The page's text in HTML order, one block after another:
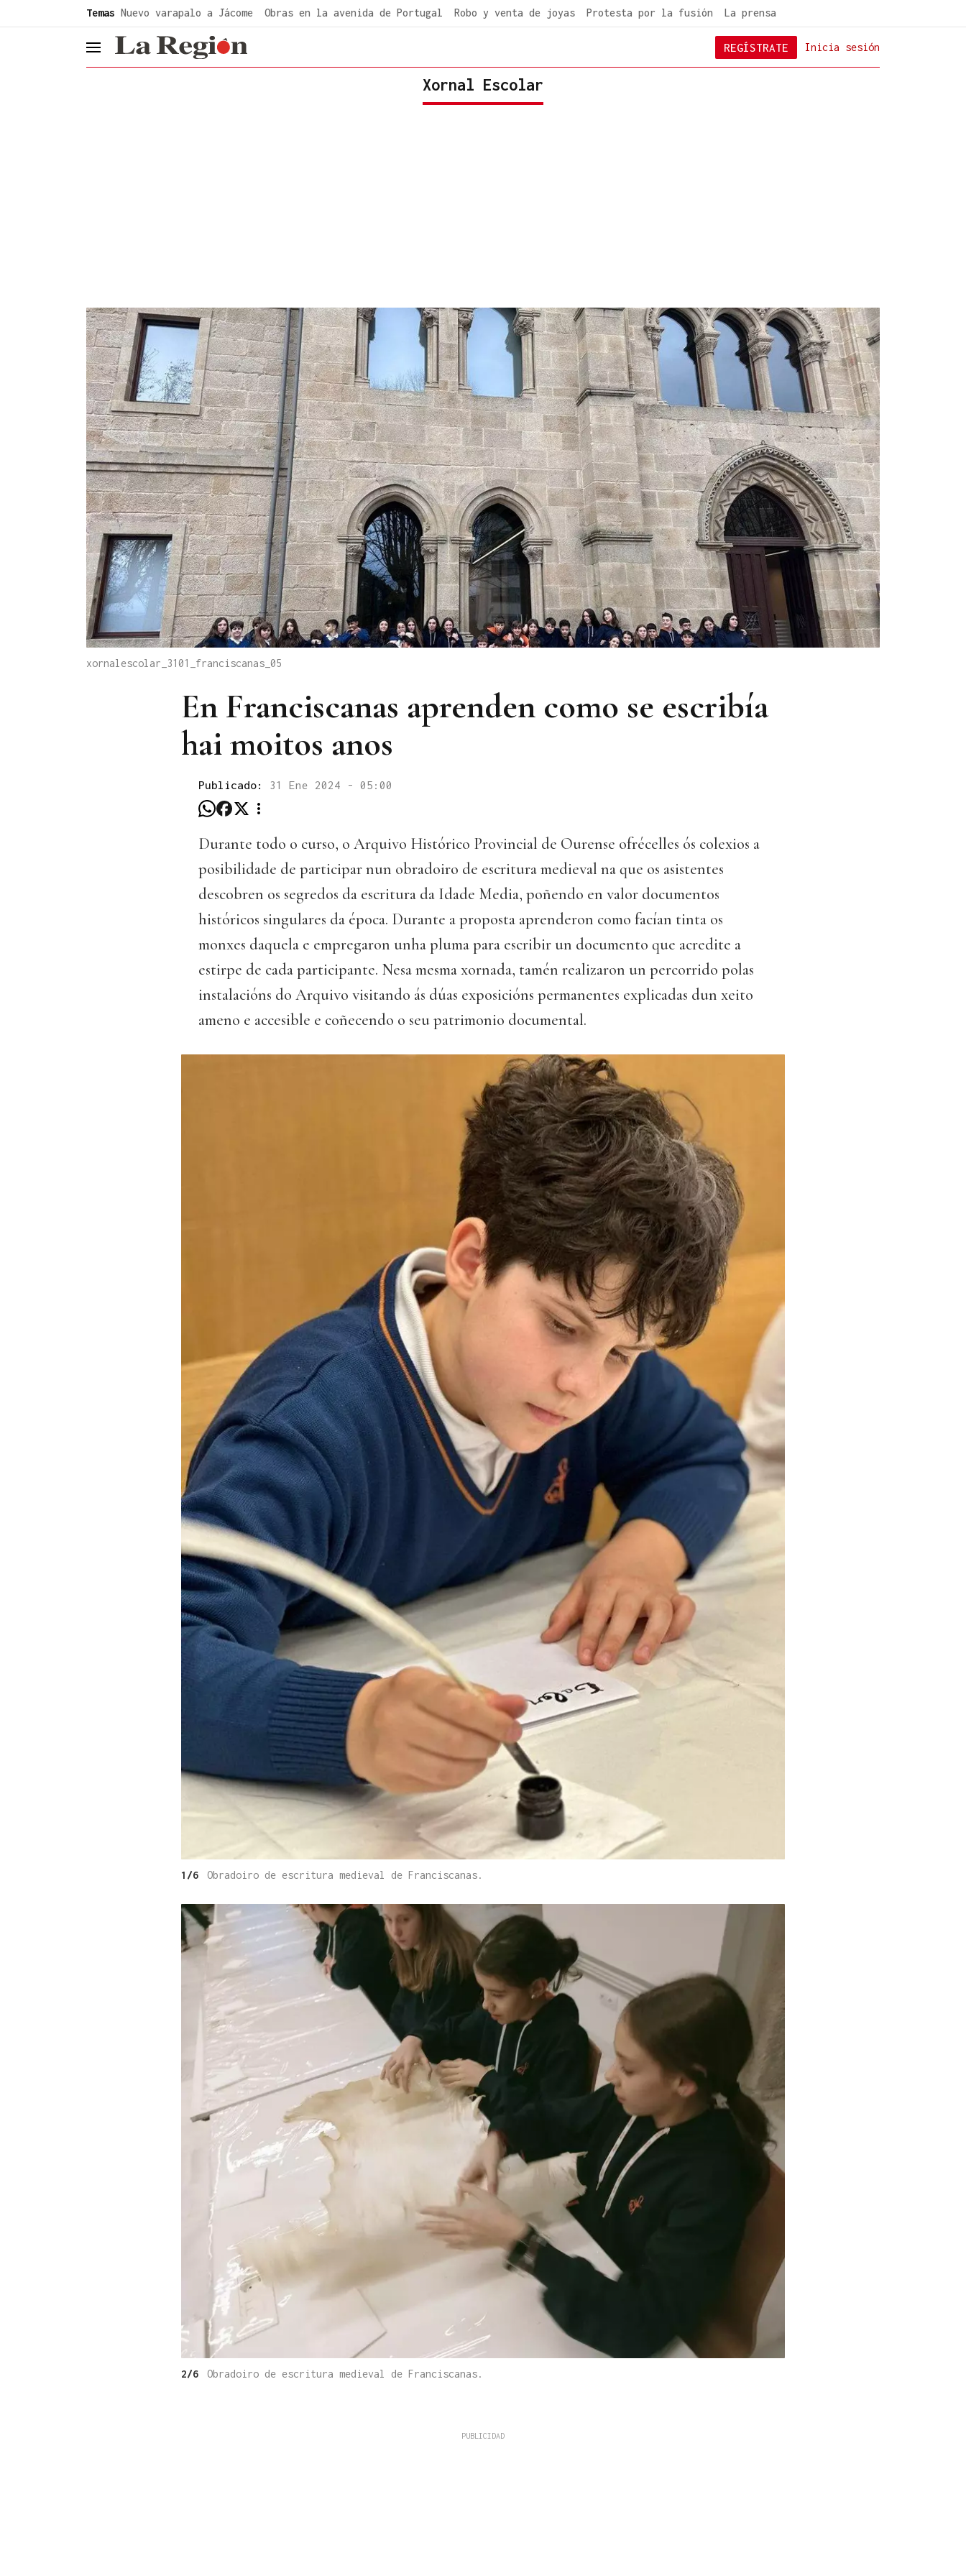
Temas Nuevo varapalo a Jácome Obras en la avenida de Portugal Robo y venta de joyas Protesta por la fusión La prensa
header.menu.open Inicia sesión
REGÍSTRATE
Xornal Escolar
xornalescolar_3101_franciscanas_05
En Franciscanas aprenden como se escribía
hai moitos anos
Publicado: 31 Ene 2024 - 05:00
Durante todo o curso, o Arquivo Histórico Provincial de Ourense ofrécelles ós colexios a
posibilidade de participar nun obradoiro de escritura medieval na que os asistentes
descobren os segredos da escritura da Idade Media, poñendo en valor documentos
históricos singulares da época. Durante a proposta aprenderon como facían tinta os
monxes daquela e empregaron unha pluma para escribir un documento que acredite a
estirpe de cada participante. Nesa mesma xornada, tamén realizaron un percorrido polas
instalacións do Arquivo visitando ás dúas exposicións permanentes explicadas dun xeito
ameno e accesible e coñecendo o seu patrimonio documental.
1/6 Obradoiro de escritura medieval de Franciscanas.
2/6 Obradoiro de escritura medieval de Franciscanas.